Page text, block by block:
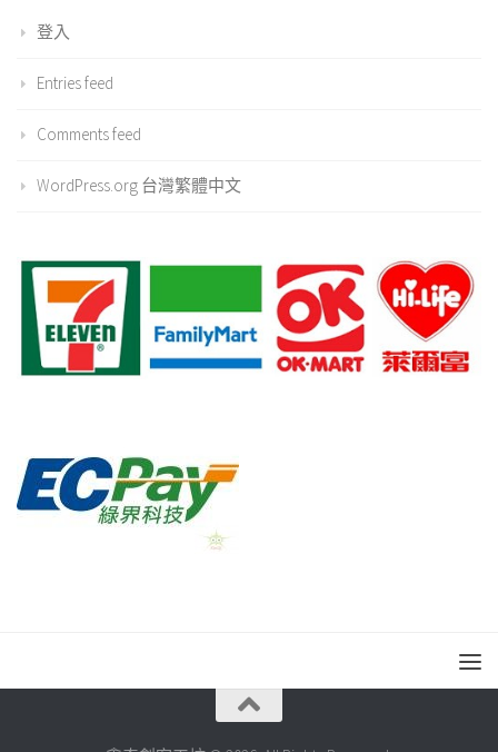
登入
Entries feed
Comments feed
WordPress.org 台灣繁體中文